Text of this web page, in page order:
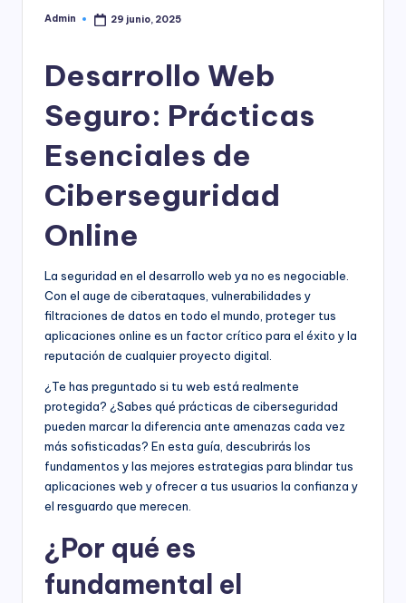
Publicado
Admin 29 junio, 2025
Desarrollo Web
Seguro: Prácticas
Esenciales de
Ciberseguridad
Online
La seguridad en el desarrollo web ya no es negociable.
Con el auge de ciberataques, vulnerabilidades y
filtraciones de datos en todo el mundo, proteger tus
aplicaciones online es un factor crítico para el éxito y la
reputación de cualquier proyecto digital.
¿Te has preguntado si tu web está realmente
protegida? ¿Sabes qué prácticas de ciberseguridad
pueden marcar la diferencia ante amenazas cada vez
más sofisticadas? En esta guía, descubrirás los
fundamentos y las mejores estrategias para blindar tus
aplicaciones web y ofrecer a tus usuarios la confianza y
el resguardo que merecen.
¿Por qué es
fundamental el